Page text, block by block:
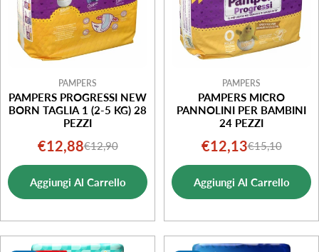
PAMPERS
PAMPERS PROGRESSI NEW
BORN TAGLIA 1 (2-5 KG) 28
PEZZI
Prezzo
di
vendita
€12,88Prezzo
normale
€12,90
Aggiungi Al Carrello
PAMPERS
PAMPERS MICRO
PANNOLINI PER BAMBINI
24 PEZZI
Prezzo
di
vendita
€12,13Prezzo
normale
€15,10
Aggiungi Al Carrello